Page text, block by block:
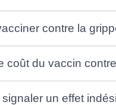
contre la
coût du vaccin
un effet